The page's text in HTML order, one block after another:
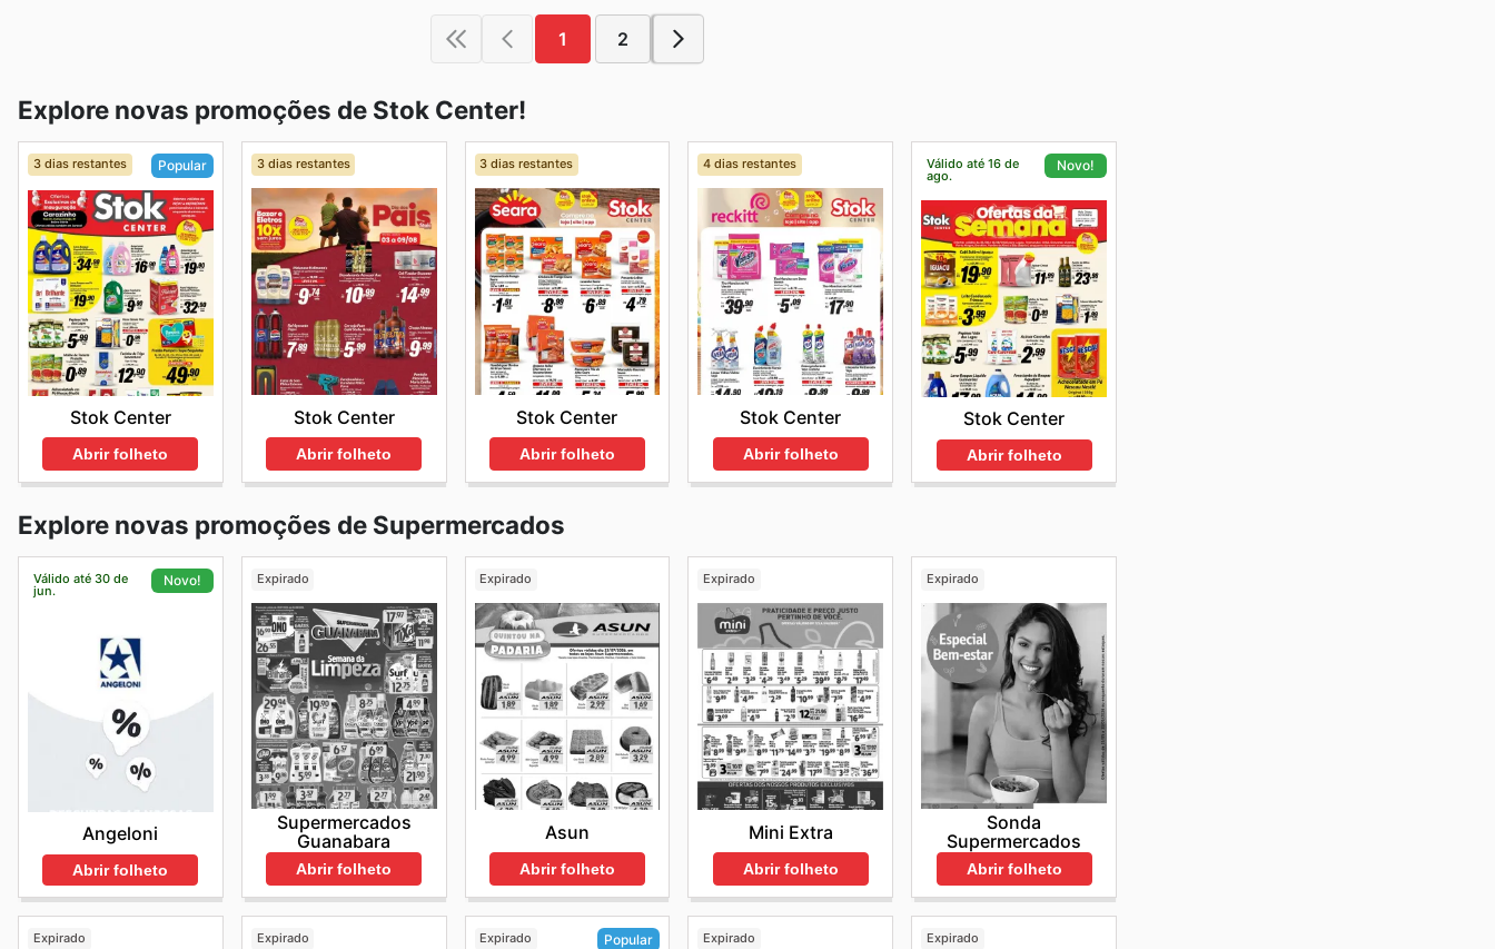
1 2
Explore novas promoções de Stok Center!
3 dias restantes Popular
Stok Center
Abrir folheto
3 dias restantes
Stok Center
Abrir folheto
3 dias restantes
Stok Center
Abrir folheto
4 dias restantes
Stok Center
Abrir folheto
Válido até 16 de
ago.
Novo!
Stok Center
Abrir folheto
Explore novas promoções de Supermercados
Válido até 30 de
jun.
Novo!
Angeloni
Abrir folheto
Expirado
Supermercados
Guanabara
Abrir folheto
Expirado
Asun
Abrir folheto
Expirado
Mini Extra
Abrir folheto
Expirado
Sonda
Supermercados
Abrir folheto
Expirado Expirado Expirado Popular Expirado Expirado